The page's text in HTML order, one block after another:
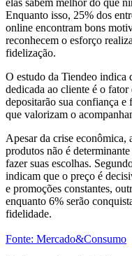
elas sabem melhor do que
Enquanto isso, 25% dos
online encontram bons
reconhecem o esforço
fidelização.
O estudo da Tiendeo indica
dedicada ao cliente é o
depositarão sua confiança
que valorizam o
Apesar da crise econômica,
produtos não é
fazer suas escolhas.
indicam que o preço é
e promoções constantes,
enquanto 6% serão
fidelidade.
Fonte: Mercado&Consumo